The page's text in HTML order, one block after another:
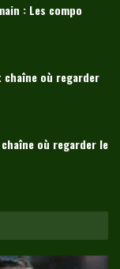
: Les compo
chaîne où regarder
où regarder le